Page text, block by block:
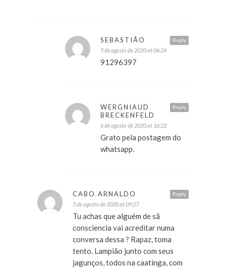
Reply
SEBASTIÃO
5 de agosto de 2020 at 06:24
91296397
Reply
WERGNIAUD
BRECKENFELD
6 de agosto de 2020 at 16:22
Grato pela postagem do
whatsapp.
Reply
CABO ARNALDO
5 de agosto de 2020 at 09:27
Tu achas que alguém de sã
consciencia vai acreditar numa
conversa dessa ? Rapaz, toma
tento. Lampião junto com seus
jagunços, todos na caatinga, com